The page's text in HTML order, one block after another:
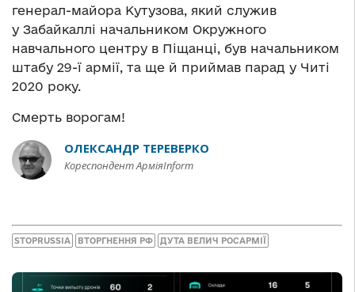
генерал-майора Кутузова, який служив
у Забайкаллі начальником Окружного
навчального центру в Піщанці, був начальником
штабу 29-ї армії, та ще й приймав парад у Читі
2020 року.
Смерть ворогам!
ОЛЕКСАНДР ТЕРЕВЕРКО
Кореспондент АрміяInform
STOPRUSSIA ВТОРГНЕННЯ РФ ДУТА ВЕЛИЧ РОСАРМІЇ